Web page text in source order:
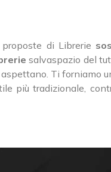
di Librerie
salvaspazio del
Ti forniamo
più tradizionale,